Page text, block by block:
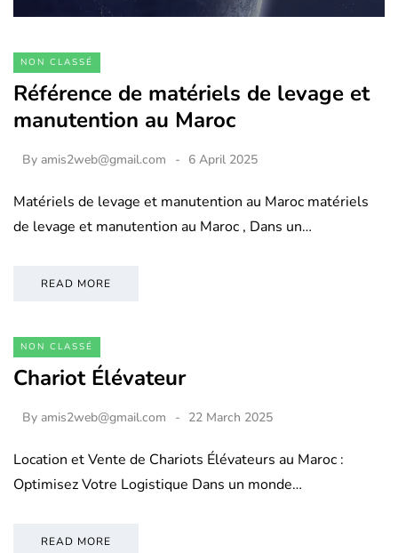
NON CLASSÉ
Référence de matériels de levage et
manutention au Maroc
By amis2web@gmail.com 6 April 2025
Matériels de levage et manutention au Maroc matériels
de levage et manutention au Maroc , Dans un…
READ MORE
NON CLASSÉ
Chariot Élévateur
By amis2web@gmail.com 22 March 2025
Location et Vente de Chariots Élévateurs au Maroc :
Optimisez Votre Logistique Dans un monde…
READ MORE